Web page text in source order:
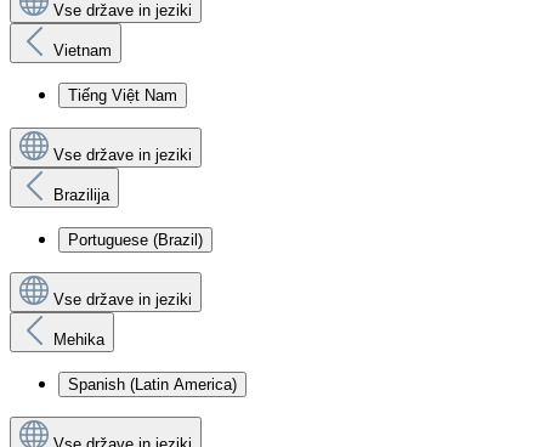
Vse države in jeziki
Vietnam
Tiếng Việt Nam
Vse države in jeziki
Brazilija
Portuguese (Brazil)
Vse države in jeziki
Mehika
Spanish (Latin America)